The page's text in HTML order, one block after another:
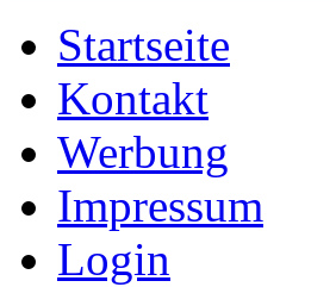
Startseite
Kontakt
Werbung
Impressum
Login